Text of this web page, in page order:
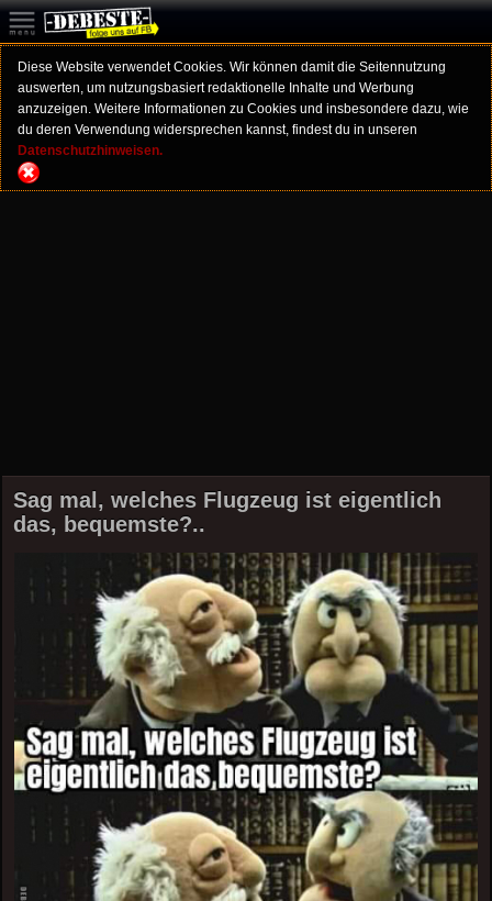
Diese Website verwendet Cookies. Wir können damit die Seitennutzung
auswerten, um nutzungsbasiert redaktionelle Inhalte und Werbung
anzuzeigen. Weitere Informationen zu Cookies und insbesondere dazu, wie
du deren Verwendung widersprechen kannst, findest du in unseren
Datenschutzhinweisen.
Sag mal, welches Flugzeug ist eigentlich
das, bequemste?..